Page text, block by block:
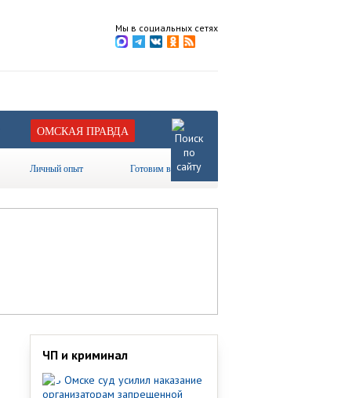
Мы в социальных сетях
ОМСКАЯ ПРАВДА
Личный опыт Готовим вместе
ЧП и криминал